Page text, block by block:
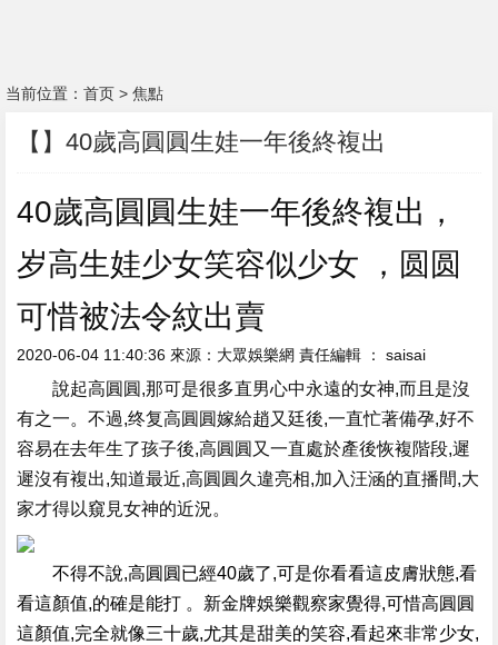
当前位置： 首页 > 焦點
【】40歲高圓圓生娃一年後終複出
40歲高圓圓生娃一年後終複出，
岁高生娃少女笑容似少女 ，圆圆
可惜被法令紋出賣
2020-06-04 11:40:36 來源 ：大眾娛樂網 責任編輯  ： saisai
說起高圓圓,那可是很多直男心中永遠的女神,而且是沒
有之一。不過,终复高圓圓嫁給趙又廷後,一直忙著備孕,好不
容易在去年生了孩子後,高圓圓又一直處於產後恢複階段,遲
遲沒有複出,知道最近,高圓圓久違亮相,加入汪涵的直播間,大
家才得以窺見女神的近況。
不得不說,高圓圓已經40歲了,可是你看看這皮膚狀態,看
看這顏值,的確是能打 。新金牌娛樂觀察家覺得,可惜高圓圓
這顏值,完全就像三十歲,尤其是甜美的笑容,看起來非常少女,